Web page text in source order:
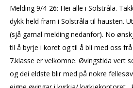
Melding 9/4-26: Hei alle i Solstråla.
dykk held fram i Solstråla til hausten.
(sjå gamal melding nedanfor). No
til å byrje i koret og til å bli med oss
7.klasse er velkomne. Øvingstida vert
og dei eldste blir med på nokre